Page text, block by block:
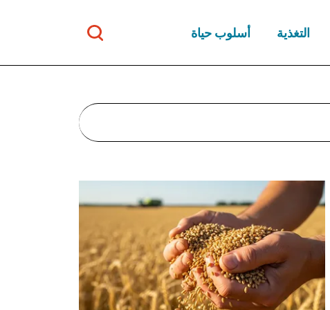
أسلوب حياة التغذية